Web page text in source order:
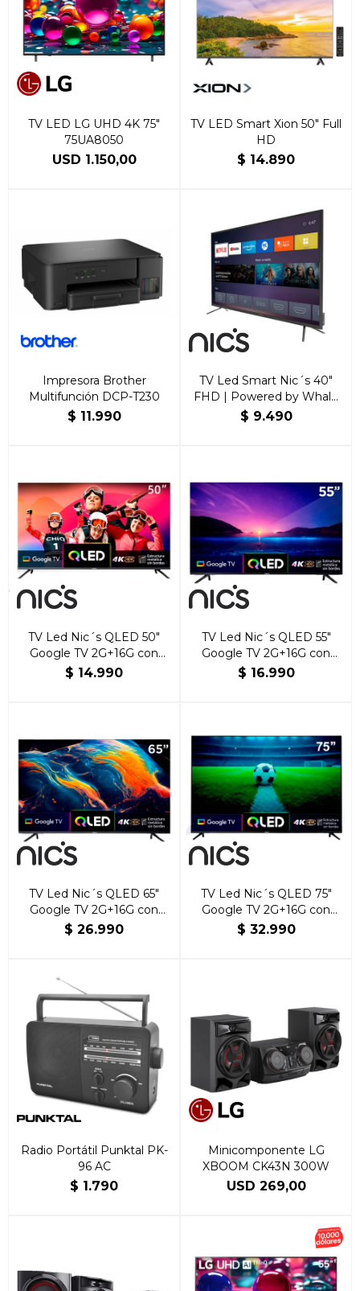
TV LED LG UHD 4K 75"
75UA8050
USD 1.150,00
TV LED Smart Xion 50" Full
HD
$ 14.890
Impresora Brother
Multifunción DCP-T230
$ 11.990
TV Led Smart Nic´s 40"
FHD | Powered by Whale
TV
$ 9.490
TV Led Nic´s QLED 50"
Google TV 2G+16G con
Bluetooth
$ 14.990
TV Led Nic´s QLED 55"
Google TV 2G+16G con
Bluetooth
$ 16.990
TV Led Nic´s QLED 65"
Google TV 2G+16G con
Bluetooth
$ 26.990
TV Led Nic´s QLED 75"
Google TV 2G+16G con
Bluetooth
$ 32.990
Radio Portátil Punktal PK-
96 AC
$ 1.790
Minicomponente LG
XBOOM CK43N 300W
USD 269,00